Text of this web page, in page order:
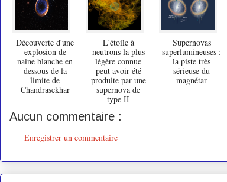
Découverte d'une
explosion de
naine blanche en
dessous de la
limite de
Chandrasekhar
L'étoile à
neutrons la plus
légère connue
peut avoir été
produite par une
supernova de
type II
Supernovas
superlumineuses :
la piste très
sérieuse du
magnétar
Aucun commentaire :
Enregistrer un commentaire